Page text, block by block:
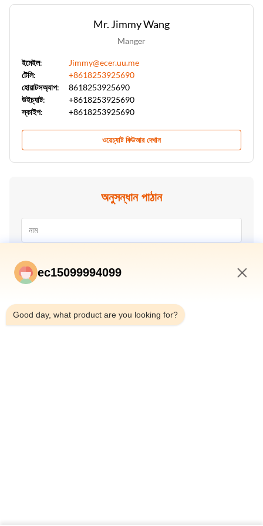
Mr. Jimmy Wang
Manger
ইমেইল:
Jimmy@ecer.uu.me
টেলি:
+8618253925690
হোয়াটসঅ্যাপ:
8618253925690
উইচ্যাট:
+8618253925690
স্কাইপ:
+8618253925690
ওয়েচ্যাট কিউআর দেখান
অনুসন্ধান পাঠান
ec15099994099
Good day, what product are you looking for?